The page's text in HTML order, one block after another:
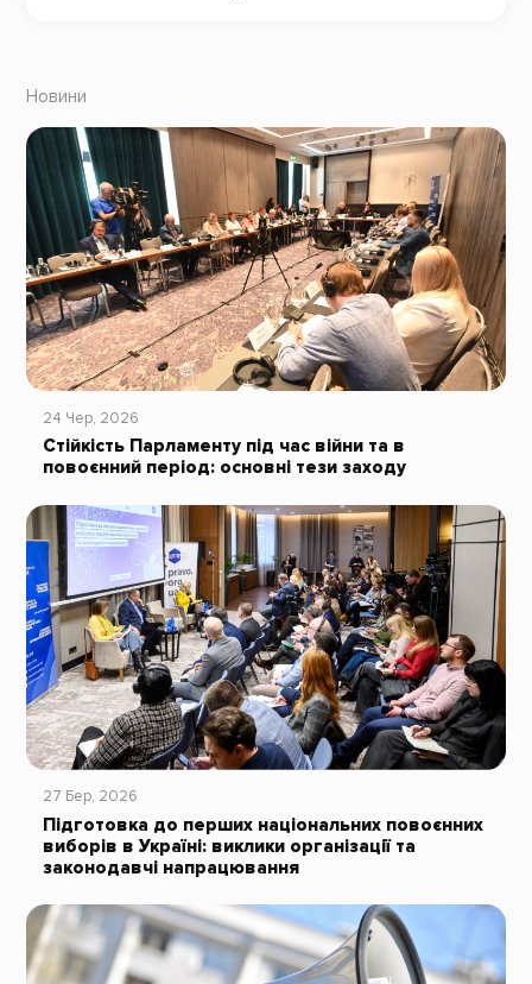
Новини
24 Чер, 2026
Стійкість Парламенту під час війни та в
повоєнний період: основні тези заходу
27 Бер, 2026
Підготовка до перших національних повоєнних
виборів в Україні: виклики організації та
законодавчі напрацювання